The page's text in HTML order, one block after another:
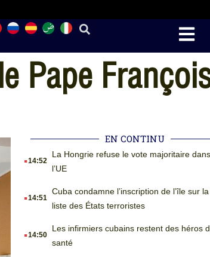
Pape
EN CONTINU
.14:52
La Hongrie refuse le vote majoritaire dans
l’UE
.14:51
Cuba condamne l’inscription de l’île sur la
liste des États terroristes
.14:50
Les infirmiers cubains restent des héros
santé